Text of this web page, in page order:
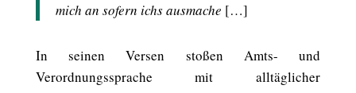
mich an sofern ichs ausmache […]
In seinen Versen stoßen Amts- und
Verordnungssprache mit alltäglicher